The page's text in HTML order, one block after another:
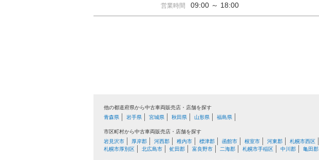
営業時間 09:00 ～ 18:00
他の都道府県から中古車両販売店・店舗を探す
青森県
岩手県 宮城県 秋田県 山形県 福島県
市区町村から中古車両販売店・店舗を探す
岩見沢市
厚岸郡 河西郡 稚内市 標津郡 函館市 根室市 河東郡 札幌市西区
札幌市厚別区
北広島市 虻田郡 富良野市 二海郡 札幌市手稲区 中川郡 亀田郡